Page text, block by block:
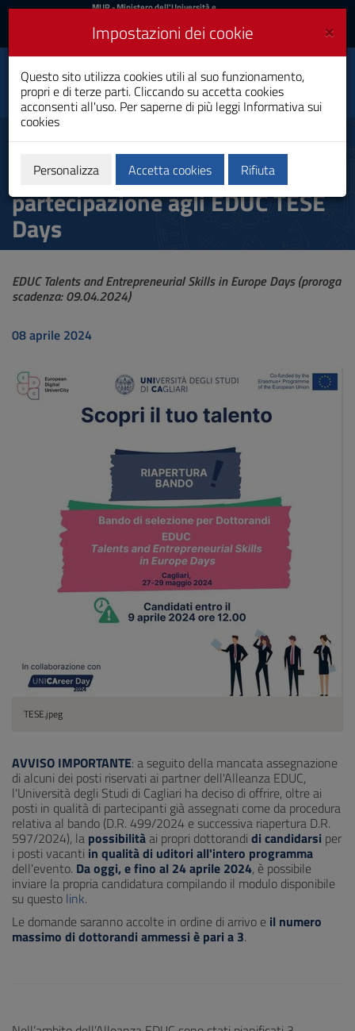
Vai
al
navigazione
del
sito
Vai
Footer
MIUR
Accedi
MUR- Ministero dell'Università e
Accedi UniCA News
Toggle
navigation
Università degli
Studi di Cagliari
19.03.2024 Selezione
Dottorandi/e per la
partecipazione agli EDUC TESE
Days
EDUC Talents and Entrepreneurial Skills in Europe Days (proroga
scadenza: 09.04.2024)
08 aprile 2024
TESE.jpeg
AVVISO IMPORTANTE: a seguito della mancata assegnazione
di alcuni dei posti riservati ai partner dell'Alleanza EDUC,
l'Università degli Studi di Cagliari ha deciso di offrire, oltre ai
posti in qualità di partecipanti già assegnati come da procedura
relativa al bando (D.R. 499/2024 e successiva riapertura D.R.
597/2024), la possibilitàai propri dottorandi di candidarsi per
i posti vacanti in qualità di uditori all'intero programma
dell'evento. Da oggi, e fino al 24 aprile 2024, è possibile
inviare la propria candidatura compilando il modulo disponibile
su questo link.
Le domande saranno accolte in ordine di arrivo e il numero
massimo di dottorandi ammessi è pari a 3.
×
Impostazioni dei cookie
Questo sito utilizza cookies utili al suo funzionamento,
propri e di terze parti. Cliccando su accetta cookies
acconsenti all'uso. Per saperne di più leggi Informativa sui
cookies
Personalizza Accetta cookies Rifiuta